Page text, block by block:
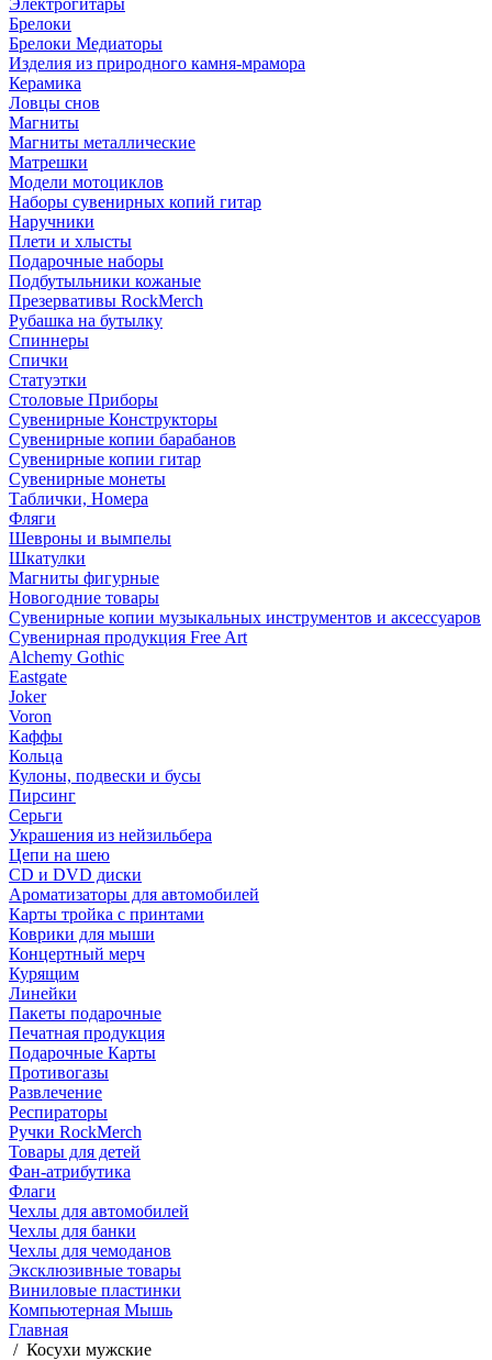
Электрогитары
Брелоки
Брелоки Медиаторы
Изделия из природного камня-мрамора
Керамика
Ловцы снов
Магниты
Магниты металлические
Матрешки
Модели мотоциклов
Наборы сувенирных копий гитар
Наручники
Плети и хлысты
Подарочные наборы
Подбутыльники кожаные
Презервативы RockMerch
Рубашка на бутылку
Спиннеры
Спички
Статуэтки
Столовые Приборы
Сувенирные Конструкторы
Сувенирные копии барабанов
Сувенирные копии гитар
Сувенирные монеты
Таблички, Номера
Фляги
Шевроны и вымпелы
Шкатулки
Магниты фигурные
Новогодние товары
Сувенирные копии музыкальных инструментов и аксессуаров
Сувенирная продукция Free Art
Alchemy Gothic
Eastgate
Joker
Voron
Каффы
Кольца
Кулоны, подвески и бусы
Пирсинг
Серьги
Украшения из нейзильбера
Цепи на шею
CD и DVD диски
Ароматизаторы для автомобилей
Карты тройка с принтами
Коврики для мыши
Концертный мерч
Курящим
Линейки
Пакеты подарочные
Печатная продукция
Подарочные Карты
Противогазы
Развлечение
Респираторы
Ручки RockMerch
Товары для детей
Фан-атрибутика
Флаги
Чехлы для автомобилей
Чехлы для банки
Чехлы для чемоданов
Эксклюзивные товары
Виниловые пластинки
Компьютерная Мышь
Главная
/ Косухи мужские